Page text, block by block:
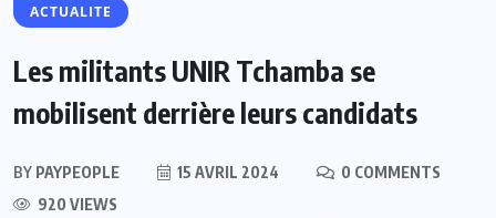
ACTUALITE
Les militants UNIR Tchamba se
mobilisent derrière leurs candidats
BY PAYPEOPLE 15 AVRIL 2024
0 COMMENTS
920 VIEWS